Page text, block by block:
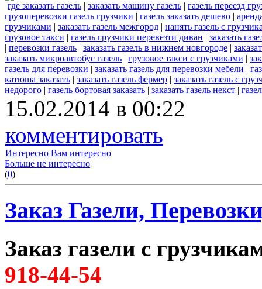
где заказать газель | заказать машину газель | газель переезд
грузоперевозки газель грузчики | газель заказать дешево |
грузчиками | заказать газель межгород | нанять газель с
грузовое такси | газель грузчики перевезти диван | заказать
| перевозки газель | заказать газель в нижнем новгороде |
заказать микроавтобус газель | грузовое такси с грузчиками |
газель для перевозки | заказать газель для перевозки мебели |
катюша заказать | заказать газель фермер | заказать газель с
недорого | газель бортовая заказать | заказать газель некст |
15.02.2014 в 00:22
комментировать
Интересно Вам интересно
Больше не интересно
(0)
Заказ Газели,
Заказ газели с
918-44-54